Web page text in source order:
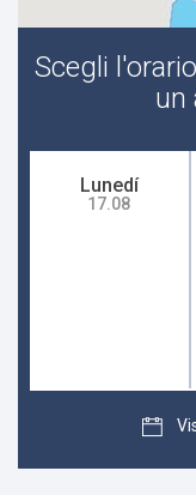
Carcinoma
Lipomatosi
Dispepsia
Scegli
un
Lunedí
17.08